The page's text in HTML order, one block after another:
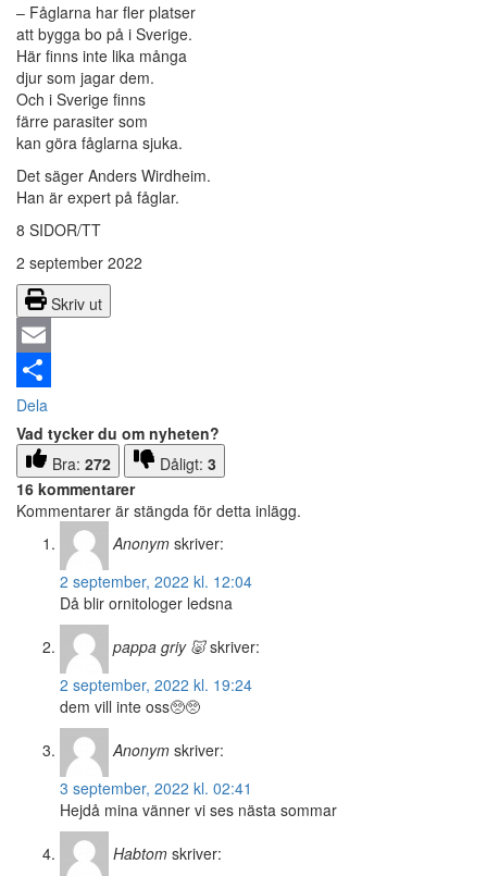
– Fåglarna har fler platser
att bygga bo på i Sverige.
Här finns inte lika många
djur som jagar dem.
Och i Sverige finns
färre parasiter som
kan göra fåglarna sjuka.
Det säger Anders Wirdheim.
Han är expert på fåglar.
8 SIDOR/TT
2 september 2022
Skriv ut
Email
Dela
Vad tycker du om nyheten?
Bra: 272 Dåligt: 3
16 kommentarer
Kommentarer är stängda för detta inlägg.
Anonym skriver:
2 september, 2022 kl. 12:04
Då blir ornitologer ledsna
pappa griy 🐷 skriver:
2 september, 2022 kl. 19:24
dem vill inte oss🥺🥺
Anonym skriver:
3 september, 2022 kl. 02:41
Hejdå mina vänner vi ses nästa sommar
Habtom skriver: